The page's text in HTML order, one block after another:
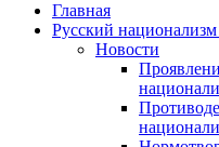
Главная
Русский
Новости